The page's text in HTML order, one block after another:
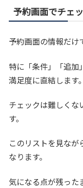
予約画面でチェ
予約画面の情報だけ
特に「条件」「追加
満足度に直結します。
チェックは難しくな
す。
このリストを見なが
なります。
気になる点が残った